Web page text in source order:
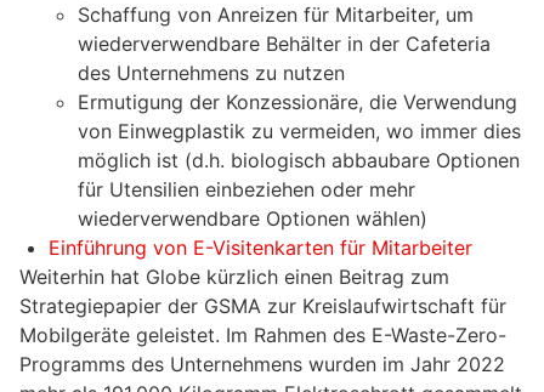
Schaffung von Anreizen für Mitarbeiter, um
wiederverwendbare Behälter in der Cafeteria
des Unternehmens zu nutzen
Ermutigung der Konzessionäre, die Verwendung
von Einwegplastik zu vermeiden, wo immer dies
möglich ist (d.h. biologisch abbaubare Optionen
für Utensilien einbeziehen oder mehr
wiederverwendbare Optionen wählen)
Einführung von E-Visitenkarten für Mitarbeiter
Weiterhin hat Globe kürzlich einen Beitrag zum
Strategiepapier der GSMA zur Kreislaufwirtschaft für
Mobilgeräte geleistet. Im Rahmen des E-Waste-Zero-
Programms des Unternehmens wurden im Jahr 2022